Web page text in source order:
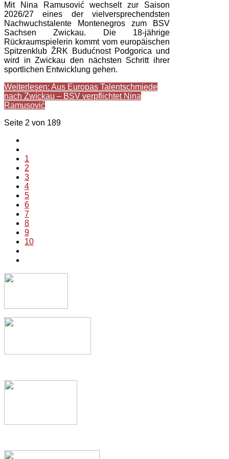
Mit Nina Ramusović wechselt zur Saison
2026/27 eines der vielversprechendsten
Nachwuchstalente Montenegros zum BSV
Sachsen Zwickau. Die 18-jährige
Rückraumspielerin kommt vom europäischen
Spitzenklub ŽRK Budućnost Podgorica und
wird in Zwickau den nächsten Schritt ihrer
sportlichen Entwicklung gehen.
Weiterlesen: Aus Europas Talentschmiede
nach Zwickau – BSV verpflichtet Nina
Ramusović
Seite 2 von 189
1
2
3
4
5
6
7
8
9
10